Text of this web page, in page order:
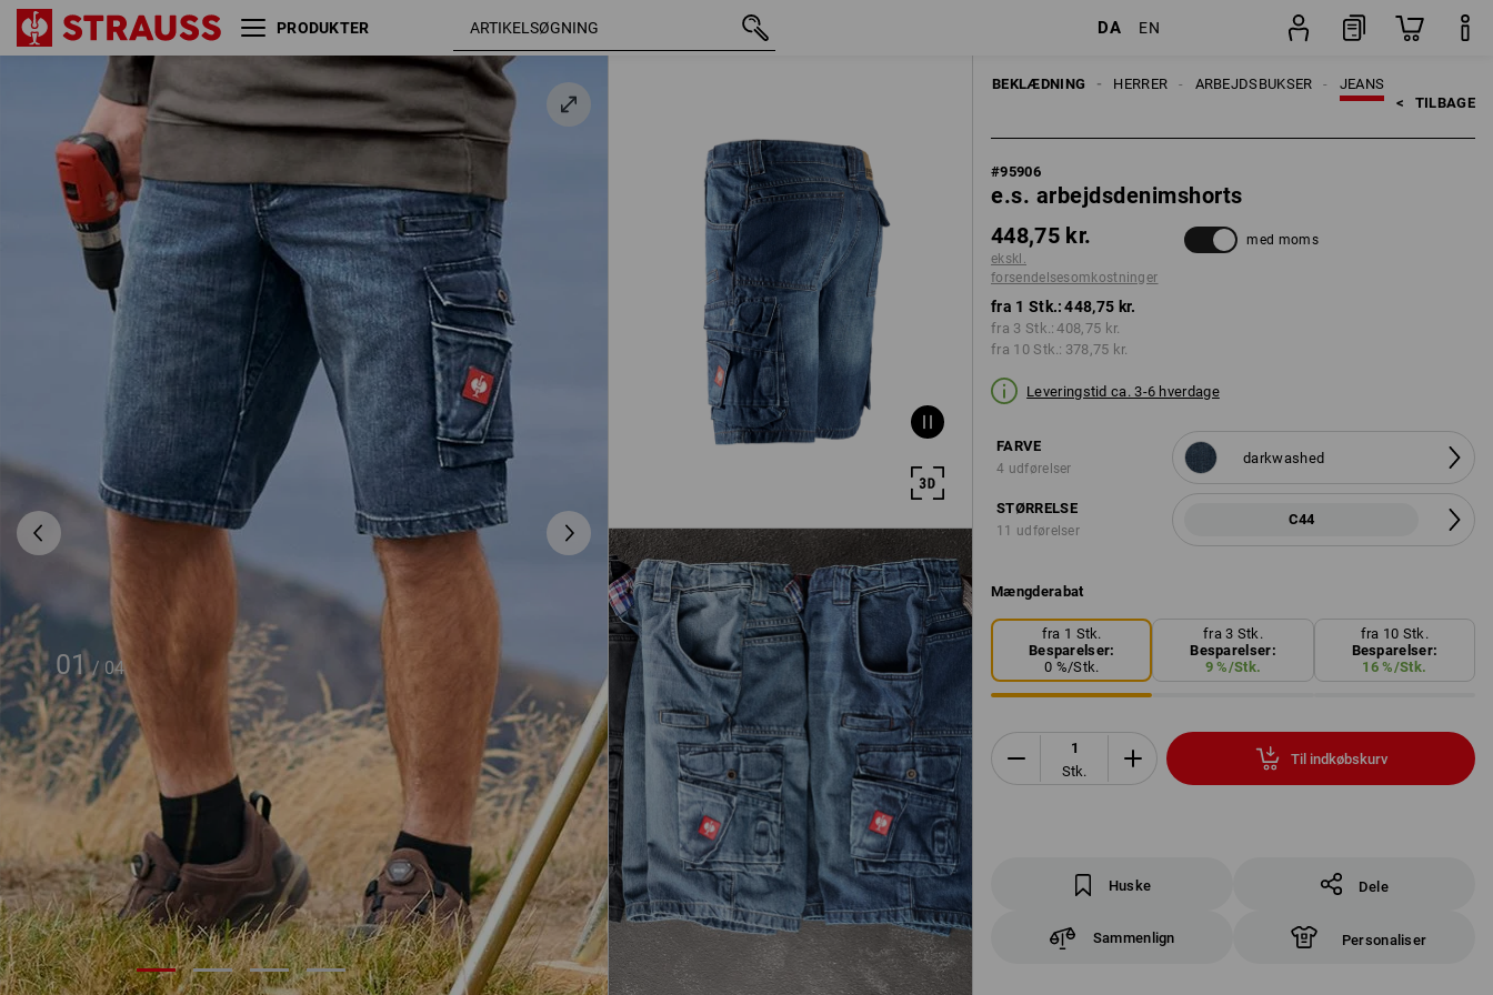
PRODUKTER DA EN
01 / 04
BEKLÆDNING JEANS
ARBEJDSBUKSER
HERRER
< TILBAGE
#95906
e.s. arbejdsdenimshorts
448,75 kr.
ekskl.
forsendelsesomkostninger
med moms
fra 1 Stk.: 448,75 kr.
fra 3 Stk.: 408,75 kr.
fra 10 Stk.: 378,75 kr.
Leveringstid ca. 3-6 hverdage
FARVE
4 udførelser
darkwashed
STØRRELSE
11 udførelser
C44
Mængderabat
fra 1 Stk.
Besparelser:
0 %/Stk.
fra 3 Stk.
Besparelser:
9 %/Stk.
fra 10 Stk.
Besparelser:
16 %/Stk.
Stk.
Til indkøbskurv
Huske Dele
Sammenlign Personaliser
e.s. arbejdsdenimshorts darkwashed C44 448,75 kr.